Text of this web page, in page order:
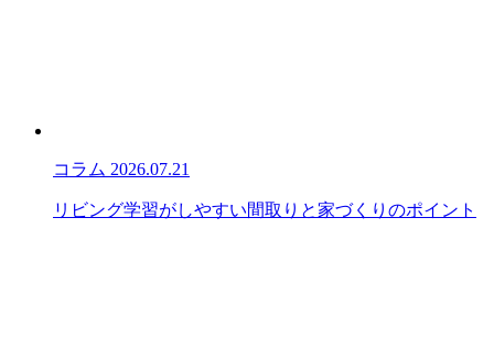
コラム 2026.07.21
リビング学習がしやすい間取りと家づくりのポイント